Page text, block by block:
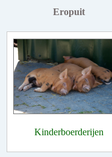
Eropuit
Kinderboerderijen